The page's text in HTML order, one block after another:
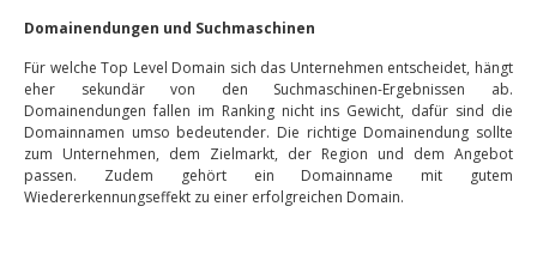
Domainendungen und Suchmaschinen
Für welche Top Level Domain sich das Unternehmen entscheidet, hängt
eher sekundär von den Suchmaschinen-Ergebnissen ab.
Domainendungen fallen im Ranking nicht ins Gewicht, dafür sind die
Domainnamen umso bedeutender. Die richtige Domainendung sollte
zum Unternehmen, dem Zielmarkt, der Region und dem Angebot
passen. Zudem gehört ein Domainname mit gutem
Wiedererkennungseffekt zu einer erfolgreichen Domain.